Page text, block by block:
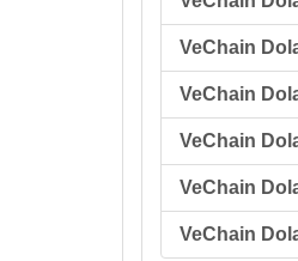
VeChain
VeChain
VeChain
VeChain
VeChain